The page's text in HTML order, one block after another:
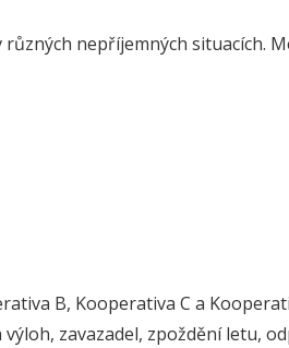
nepříjemných situacích.
B, Kooperativa C a
zavazadel, zpoždění letu,